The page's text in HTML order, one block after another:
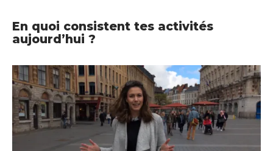
En quoi consistent tes activités
aujourd’hui ?